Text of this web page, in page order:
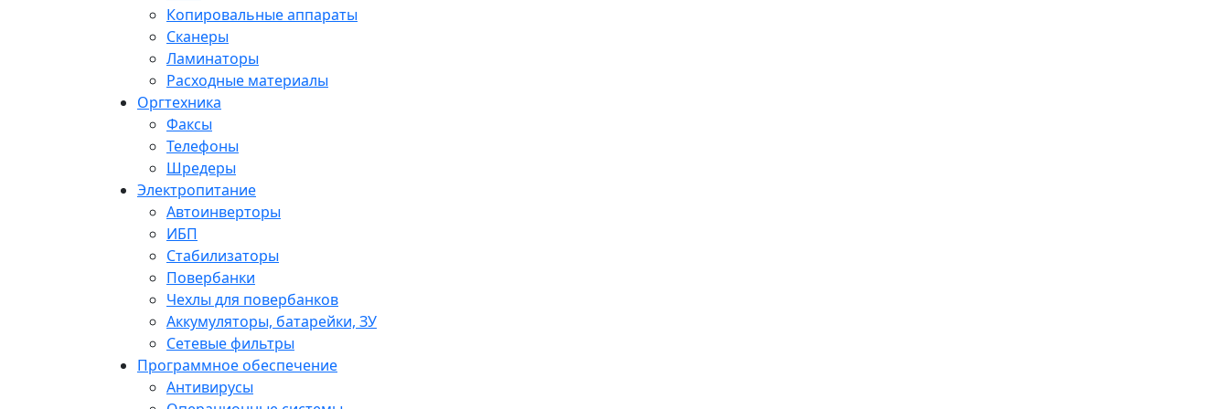
Копировальные аппараты
Сканеры
Ламинаторы
Расходные материалы
Оргтехника
Факсы
Телефоны
Шредеры
Электропитание
Автоинверторы
ИБП
Стабилизаторы
Повербанки
Чехлы для повербанков
Аккумуляторы, батарейки, ЗУ
Сетевые фильтры
Программное обеспечение
Антивирусы